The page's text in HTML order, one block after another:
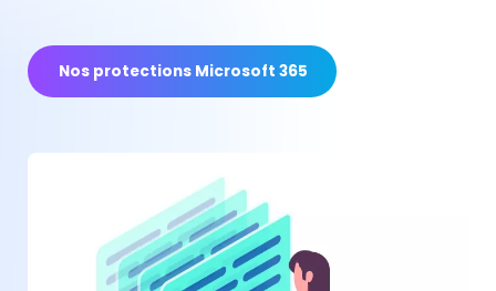
Nos protections Microsoft 365